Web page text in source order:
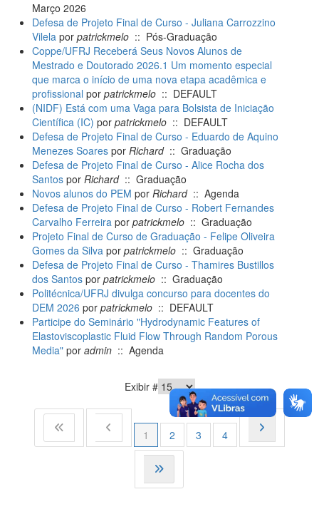
Março 2026
Defesa de Projeto Final de Curso - Juliana Carrozzino
Vilela por patrickmelo :: Pós-Graduação
Coppe/UFRJ Receberá Seus Novos Alunos de
Mestrado e Doutorado 2026.1 Um momento especial
que marca o início de uma nova etapa acadêmica e
profissional por patrickmelo :: DEFAULT
(NIDF) Está com uma Vaga para Bolsista de Iniciação
Científica (IC) por patrickmelo :: DEFAULT
Defesa de Projeto Final de Curso - Eduardo de Aquino
Menezes Soares por Richard:: Graduação
Defesa de Projeto Final de Curso - Alice Rocha dos
Santos por Richard:: Graduação
Novos alunos do PEM por Richard:: Agenda
Defesa de Projeto Final de Curso - Robert Fernandes
Carvalho Ferreira por patrickmelo :: Graduação
Projeto Final de Curso de Graduação - Felipe Oliveira
Gomes da Silva por patrickmelo :: Graduação
Defesa de Projeto Final de Curso - Thamires Bustillos
dos Santos por patrickmelo :: Graduação
Politécnica/UFRJ divulga concurso para docentes do
DEM 2026 por patrickmelo :: DEFAULT
Participe do Seminário "Hydrodynamic Features of
Elastoviscoplastic Fluid Flow Through Random Porous
Media" por admin :: Agenda
Exibir #
1 2 3 4